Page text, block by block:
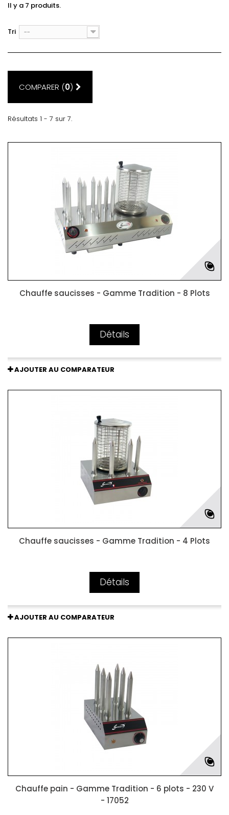
Il y a 7 produits.
Tri --
COMPARER (0)
Résultats 1 - 7 sur 7.
Chauffe saucisses - Gamme Tradition - 8 Plots
Détails
AJOUTER AU COMPARATEUR
Chauffe saucisses - Gamme Tradition - 4 Plots
Détails
AJOUTER AU COMPARATEUR
Chauffe pain - Gamme Tradition - 6 plots - 230 V
- 17052